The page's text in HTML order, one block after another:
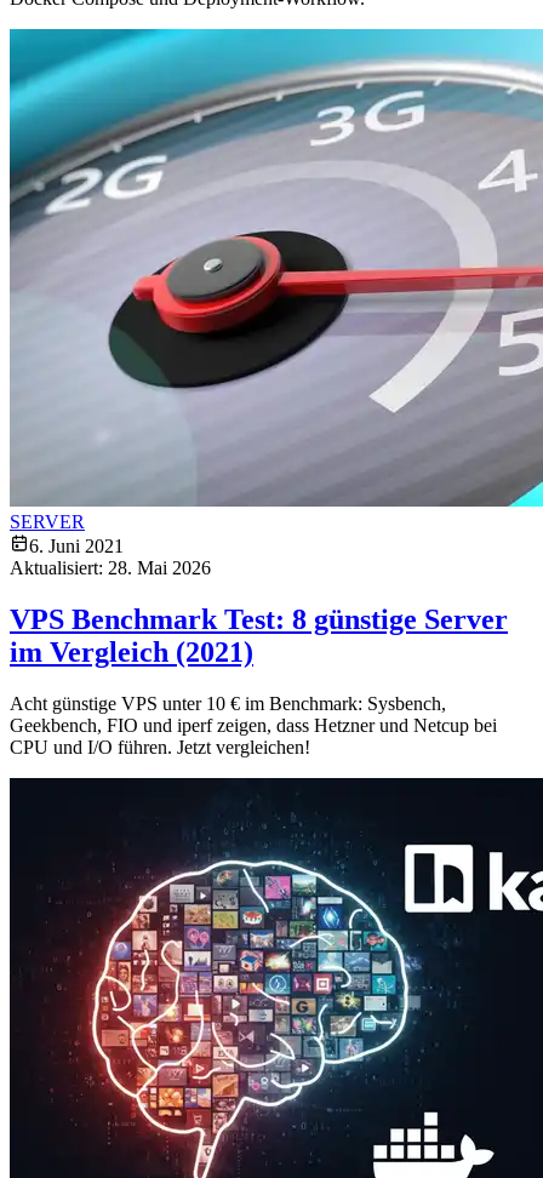
SERVER
6. Juni 2021
Aktualisiert: 28. Mai 2026
VPS Benchmark Test: 8 günstige Server
im Vergleich (2021)
Acht günstige VPS unter 10 € im Benchmark: Sysbench,
Geekbench, FIO und iperf zeigen, dass Hetzner und Netcup bei
CPU und I/O führen. Jetzt vergleichen!